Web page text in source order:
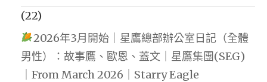
(22)
2026年3月開始｜星鷹總部辦公室日記（全體
男性）：故事鷹、歐恩、蓋文｜星鷹集團(SEG)
｜From March 2026｜Starry Eagle